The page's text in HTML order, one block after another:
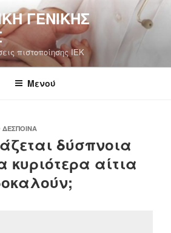
ΓΕΝΙΚΉΣ
πιστοποίησης ΙΕΚ
Μενού
ΔΈΣΠΟΙΝΑ
δύσπνοια
κυριότερα αίτια